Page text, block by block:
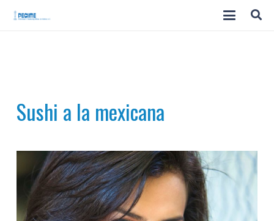
Sushi a la mexicana